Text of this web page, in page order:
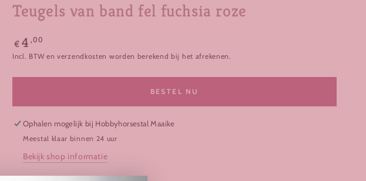
Teugels van band fel fuchsia roze
Normale
prijs
€ 4 ,00
Incl. BTW en verzendkosten worden berekend bij het afrekenen.
BESTEL NU
Ophalen mogelijk bij Hobbyhorsestal Maaike
Meestal klaar binnen 24 uur
Bekijk shop informatie